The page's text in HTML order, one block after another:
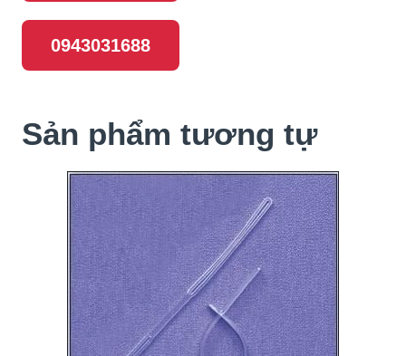
0943031688
Sản phẩm tương tự